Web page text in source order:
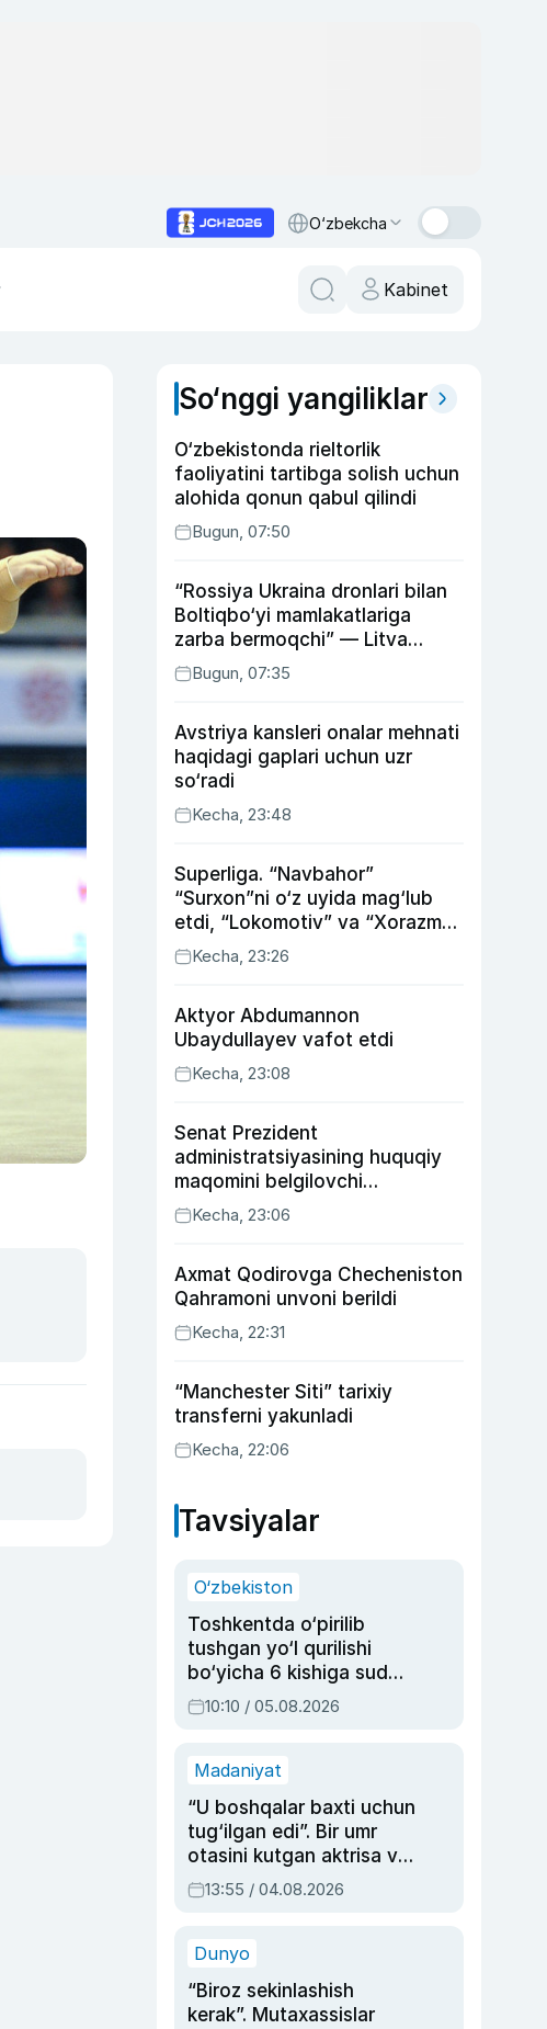
O‘zbekcha
Kabinet
So‘nggi yangiliklar
O‘zbekistonda rieltorlik
faoliyatini tartibga solish uchun
alohida qonun qabul qilindi
Bugun, 07:50
“Rossiya Ukraina dronlari bilan
Boltiqbo‘yi mamlakatlariga
zarba bermoqchi” — Litva
mudofaa vaziri
Bugun, 07:35
Avstriya kansleri onalar mehnati
haqidagi gaplari uchun uzr
so‘radi
Kecha, 23:48
Superliga. “Navbahor”
“Surxon”ni o‘z uyida mag‘lub
etdi, “Lokomotiv” va “Xorazm”
uyda g‘alaba qozondi
Kecha, 23:26
Aktyor Abdu­mannon
Ubaydullayev vafot etdi
Kecha, 23:08
Senat Prezident
administratsiyasining huquqiy
maqomini belgilovchi
konstitutsiyaviy qonunni
ma’qulladi
Kecha, 23:06
Axmat Qodirovga Checheniston
Qahramoni unvoni berildi
Kecha, 22:31
“Manchester Siti” tarixiy
transferni yakunladi
Kecha, 22:06
Tavsiyalar
O‘zbekiston
Toshkentda o‘pirilib
tushgan yo‘l qurilishi
bo‘yicha 6 kishiga sud
hukmi o‘qildi
10:10 / 05.08.2026
Madaniyat
“U boshqalar baxti uchun
tug‘ilgan edi”. Bir umr
otasini kutgan aktrisa va
dublyaj ustasi Rimma
Ahmedovaning
13:55 / 04.08.2026
Dunyo
“Biroz sekinlashish
kerak”. Mutaxassislar